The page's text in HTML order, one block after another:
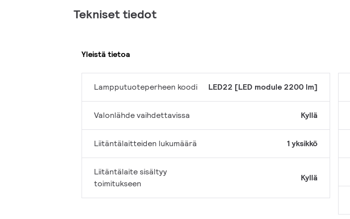
Tekniset tiedot
Yleistä tietoa
Lampputuoteperheen koodi LED22 [LED module 2200 lm]
Valonlähde vaihdettavissa Kyllä
Liitäntälaitteiden lukumäärä 1 yksikkö
Liitäntälaite sisältyy
toimitukseen
Kyllä